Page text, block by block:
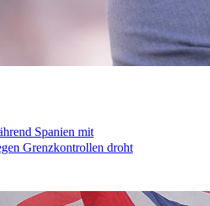
Spanien mit
Grenzkontrollen droht